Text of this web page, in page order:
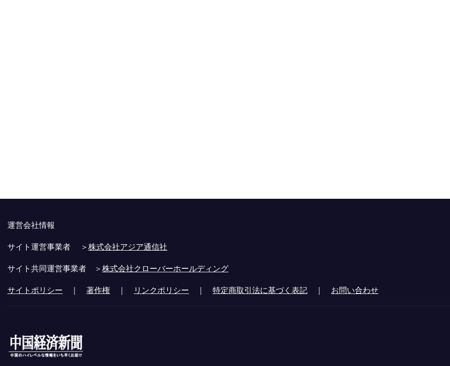
運営会社情報
サイト運営事業者 ＞株式会社アジア通信社
サイト共同運営事業者 ＞株式会社クローバーホールディング
サイトポリシー ｜ 著作権 ｜ リンクポリシー ｜ 特定商取引法に基づく表記 ｜ お問い合わせ